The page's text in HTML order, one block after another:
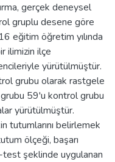
gerçek deneysel
gruplu desene göre
eğitim öğretim yılında
ilimizin ilçe
yürütülmüştür.
grubu olarak rastgele
59'u kontrol grubu
yürütülmüştür.
tutumlarını belirlemek
ölçeği, başarı
test şeklinde uygulanan